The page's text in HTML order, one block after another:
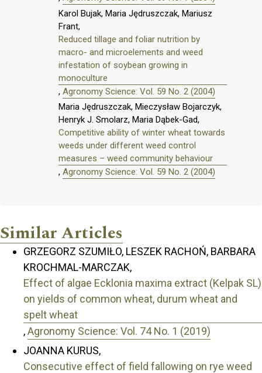
Karol Bujak, Maria Jędruszczak, Mariusz
Frant,
Reduced tillage and foliar nutrition by
macro- and microelements and weed
infestation of soybean growing in
monoculture
, Agronomy Science: Vol. 59 No. 2 (2004)
Maria Jędruszczak, Mieczysław Bojarczyk,
Henryk J. Smolarz, Maria Dąbek-Gad,
Competitive ability of winter wheat towards
weeds under different weed control
measures – weed community behaviour
, Agronomy Science: Vol. 59 No. 2 (2004)
Similar Articles
GRZEGORZ SZUMIŁO, LESZEK RACHOŃ, BARBARA
KROCHMAL-MARCZAK,
Effect of algae Ecklonia maxima extract (Kelpak SL)
on yields of common wheat, durum wheat and
spelt wheat
,Agronomy Science: Vol. 74 No. 1 (2019)
JOANNA KURUS,
Consecutive effect of field fallowing on rye weed